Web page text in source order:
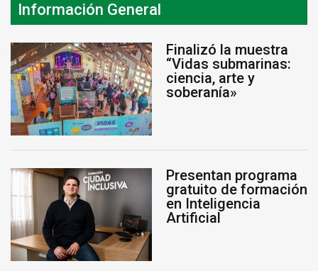
Información General
Finalizó la muestra
“Vidas submarinas:
ciencia, arte y
soberanía»
Presentan programa
gratuito de formación
en Inteligencia
Artificial